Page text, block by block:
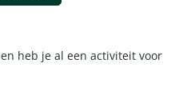
heb je al een activiteit voor